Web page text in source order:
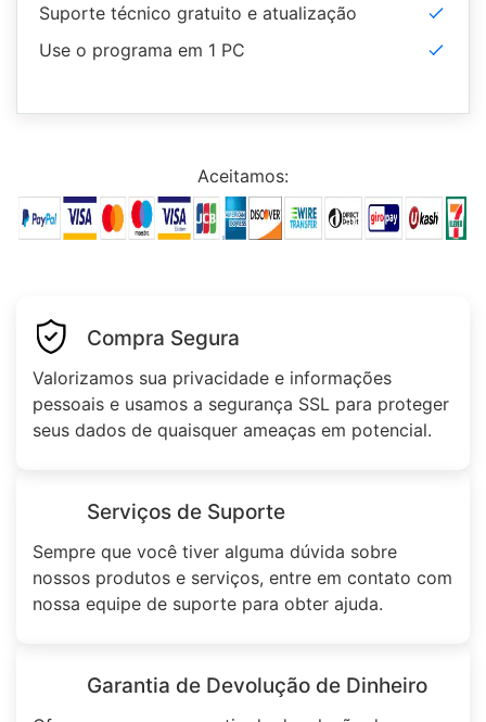
Suporte técnico gratuito e atualização
Use o programa em 1 PC
Aceitamos:
Compra Segura
Valorizamos sua privacidade e informações
pessoais e usamos a segurança SSL para proteger
seus dados de quaisquer ameaças em potencial.
Serviços de Suporte
Sempre que você tiver alguma dúvida sobre
nossos produtos e serviços, entre em contato com
nossa equipe de suporte para obter ajuda.
Garantia de Devolução de Dinheiro